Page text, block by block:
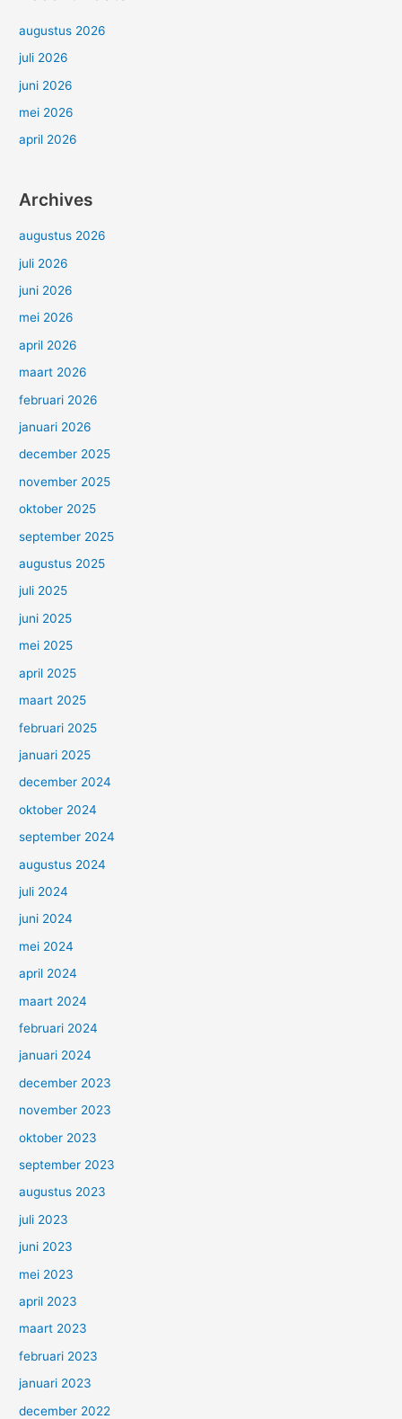
n
a
augustus 2026
juli 2026
juni 2026
mei 2026
april 2026
Archives
augustus 2026
juli 2026
juni 2026
mei 2026
april 2026
maart 2026
februari 2026
januari 2026
december 2025
november 2025
oktober 2025
september 2025
augustus 2025
juli 2025
juni 2025
mei 2025
april 2025
maart 2025
februari 2025
januari 2025
december 2024
oktober 2024
september 2024
augustus 2024
juli 2024
juni 2024
mei 2024
april 2024
maart 2024
februari 2024
januari 2024
december 2023
november 2023
oktober 2023
september 2023
augustus 2023
juli 2023
juni 2023
mei 2023
april 2023
maart 2023
februari 2023
januari 2023
december 2022